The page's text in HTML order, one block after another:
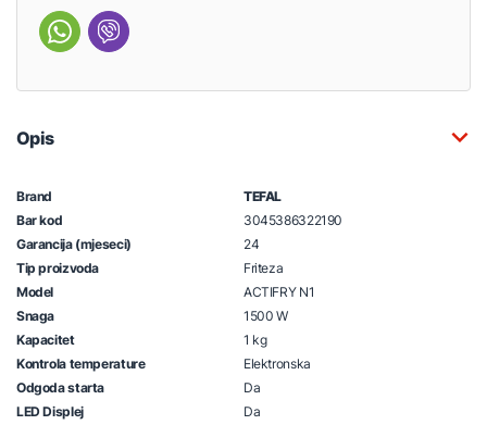
Opis
Brand
TEFAL
Bar kod
3045386322190
Garancija (mjeseci)
24
Tip proizvoda
Friteza
Model
ACTIFRY N1
Snaga
1500 W
Kapacitet
1 kg
Kontrola temperature
Elektronska
Odgoda starta
Da
LED Displej
Da